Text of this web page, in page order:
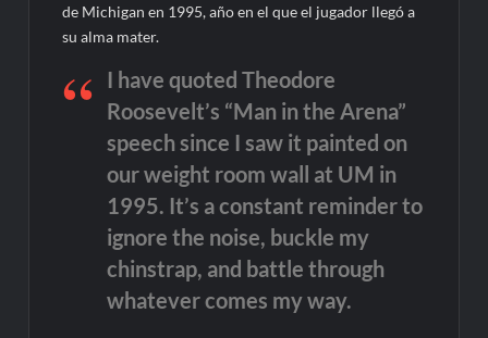
de Michigan en 1995, año en el que el jugador llegó a
su alma mater.
I have quoted Theodore
Roosevelt’s “Man in the Arena”
speech since I saw it painted on
our weight room wall at UM in
1995. It’s a constant reminder to
ignore the noise, buckle my
chinstrap, and battle through
whatever comes my way.